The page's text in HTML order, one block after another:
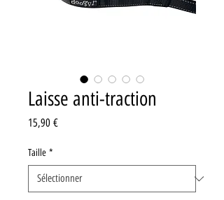
Laisse anti-traction
15,90 €Prix
Taille *